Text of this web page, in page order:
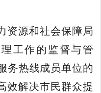
资源和社会保障局
工作的监督与管
务热线成员单位的
效解决市民群众提